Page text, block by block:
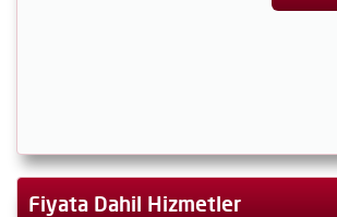
Fiyata Dahil Hizmetler